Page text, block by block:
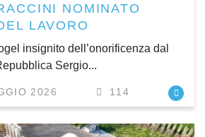
NOMINATO
LAVORO
insignito dell’onorificenza dal
Sergio...
2026 114